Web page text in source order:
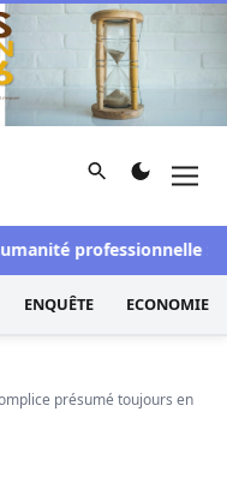
et d'investigation
Rechercher
professionnelle :
ENQUÊTE ECONOMIE
présumé toujours en